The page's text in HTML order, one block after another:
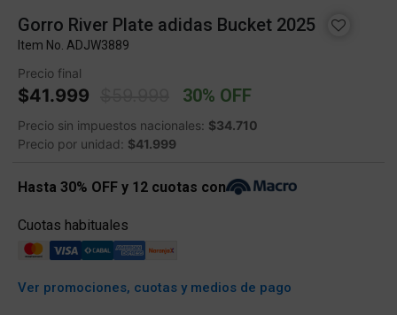
Gorro River Plate adidas Bucket 2025
Item No. ADJW3889
Precio final
$41.999 Price reduced from
30% OFF
Precio sin impuestos nacionales: $34.710
Precio por unidad: $41.999
Hasta 30% OFF y 12 cuotas con
Cuotas habituales
Ver promociones, cuotas y medios de pago